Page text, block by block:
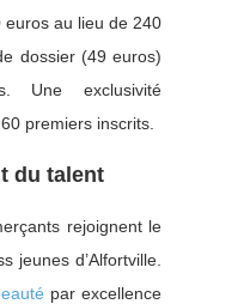
euros au lieu de 240
dossier (49 euros)
Une exclusivité
premiers inscrits.
du talent
rejoignent le
jeunes d’Alfortville.
par excellence